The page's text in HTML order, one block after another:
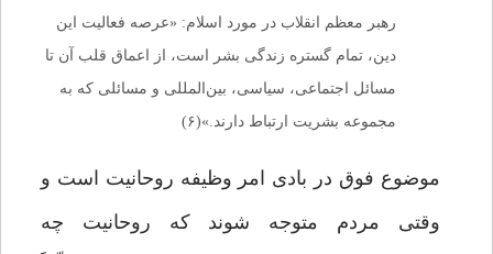
رهبر معظم انقلاب در مورد اسلام: «عرصه فعالیت این
دین، تمام گستره زندگی بشر است، از اعماق قلب آن تا
مسائل اجتماعی، سیاسی، بین‌المللی و مسائلی که به
مجموعه بشریت ارتباط دارند.»(۶)
موضوع فوق در بادی امر وظیفه روحانیت است و
وقتی مردم متوجه شوند که روحانیت چه